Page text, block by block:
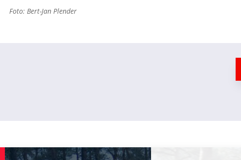
Foto: Bert-Jan Plender